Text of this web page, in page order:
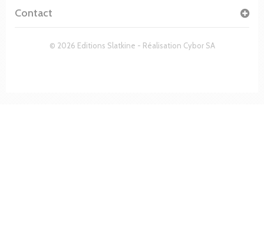
© 2026 Editions Slatkine - Réalisation Cybor SA
Contact